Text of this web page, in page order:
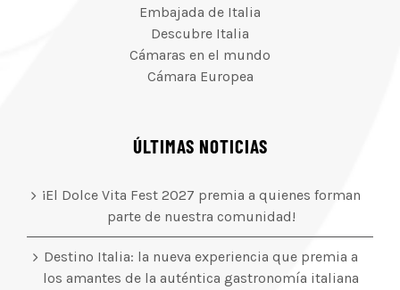
Embajada de Italia
Descubre Italia
Cámaras en el mundo
Cámara Europea
ÚLTIMAS NOTICIAS
¡El Dolce Vita Fest 2027 premia a quienes forman
parte de nuestra comunidad!
Destino Italia: la nueva experiencia que premia a
los amantes de la auténtica gastronomía italiana